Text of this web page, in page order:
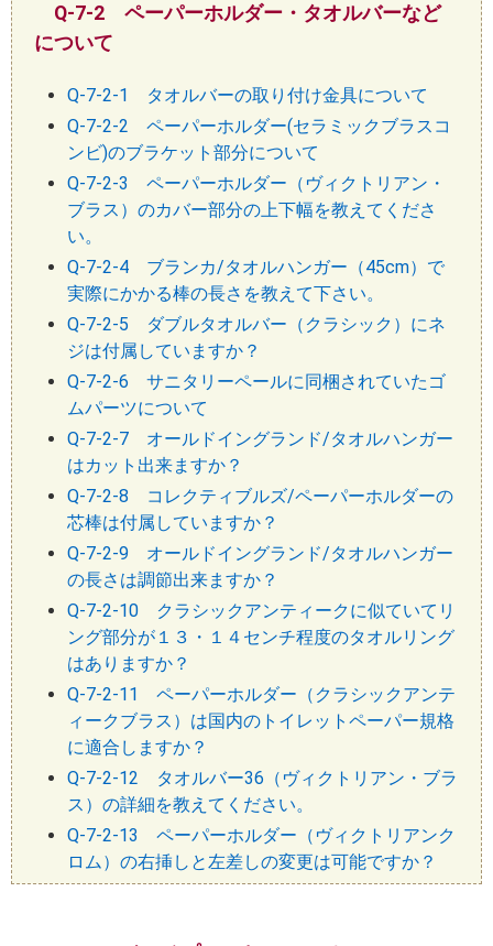
Q-7-2 ペーパーホルダー・タオルバーなど
について
Q-7-2-1 タオルバーの取り付け金具について
Q-7-2-2 ペーパーホルダー(セラミックブラスコ
ンビ)のブラケット部分について
Q-7-2-3 ペーパーホルダー（ヴィクトリアン・
ブラス）のカバー部分の上下幅を教えてくださ
い。
Q-7-2-4 ブランカ/タオルハンガー（45cm）で
実際にかかる棒の長さを教えて下さい。
Q-7-2-5 ダブルタオルバー（クラシック）にネ
ジは付属していますか？
Q-7-2-6 サニタリーペールに同梱されていたゴ
ムパーツについて
Q-7-2-7 オールドイングランド/タオルハンガー
はカット出来ますか？
Q-7-2-8 コレクティブルズ/ペーパーホルダーの
芯棒は付属していますか？
Q-7-2-9 オールドイングランド/タオルハンガー
の長さは調節出来ますか？
Q-7-2-10 クラシックアンティークに似ていてリ
ング部分が１３・１４センチ程度のタオルリング
はありますか？
Q-7-2-11 ペーパーホルダー（クラシックアンテ
ィークブラス）は国内のトイレットペーパー規格
に適合しますか？
Q-7-2-12 タオルバー36（ヴィクトリアン・ブラ
ス）の詳細を教えてください。
Q-7-2-13 ペーパーホルダー（ヴィクトリアンク
ロム）の右挿しと左差しの変更は可能ですか？